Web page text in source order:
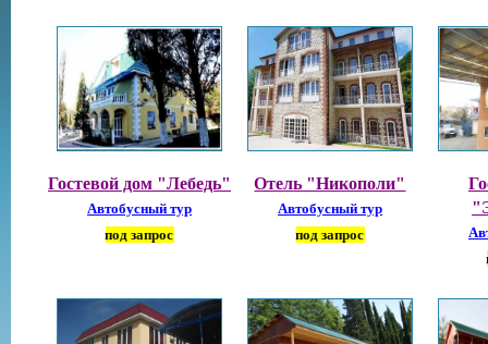
Гостевой дом "Лебедь"
Автобусный тур
под запрос
Отель "Никополи"
Автобусный тур
под запрос